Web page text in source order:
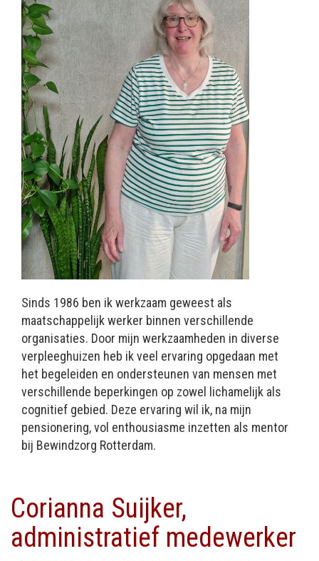
Sinds 1986 ben ik werkzaam geweest als
maatschappelijk werker binnen verschillende
organisaties. Door mijn werkzaamheden in diverse
verpleeghuizen heb ik veel ervaring opgedaan met
het begeleiden en ondersteunen van mensen met
verschillende beperkingen op zowel lichamelijk als
cognitief gebied. Deze ervaring wil ik, na mijn
pensionering, vol enthousiasme inzetten als mentor
bij Bewindzorg Rotterdam.
Corianna Suijker,
administratief medewerker